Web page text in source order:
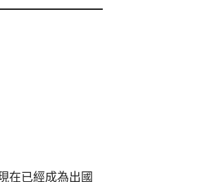
在已經成為出國